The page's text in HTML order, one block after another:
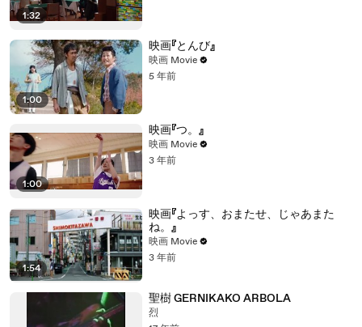
1:32
1:00
映画『とんび』
映画 Movie
5 年前
1:00
映画『つ。』
映画 Movie
3 年前
1:54
映画『よっす、おまたせ、じゃあまた
ね。』
映画 Movie
3 年前
聖樹 GERNIKAKO ARBOLA
烈